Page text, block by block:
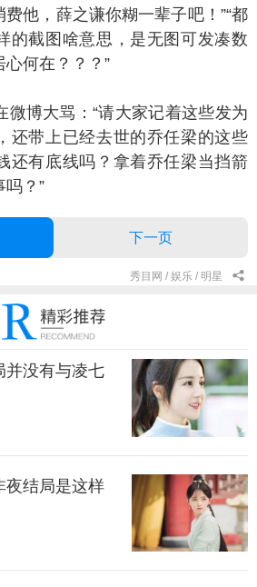
他，薛之谦你糊一辈子吧！”“都
的截图啥意思，是无图可发凑数
何在？？？”
大骂：“请大家记着这些发为
还带上已经去世的乔任梁的这些
还有底线吗？拿着乔任梁当挡箭
？”
下一页
秀目网 / 娱乐 / 明星
并没有与凌七
夜结局是这样